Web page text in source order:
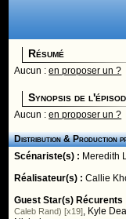
Résumé
Aucun :en proposer un ?
Synopsis de
Aucun :en proposer un ?
Distribution & Production
Scénariste(s) : Meredith
Réalisateur(s) :Callie
Guest Star(s) Récurents
Caleb Rand) [x19], Kyle